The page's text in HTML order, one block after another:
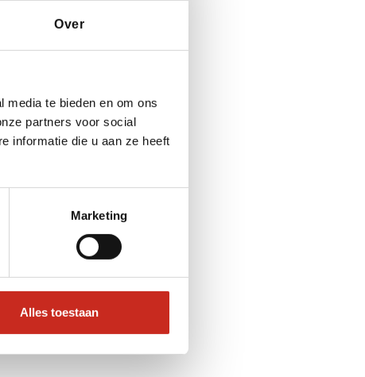
Over
media te bieden en om ons
partners voor social
informatie die u aan ze heeft
Marketing
Alles toestaan